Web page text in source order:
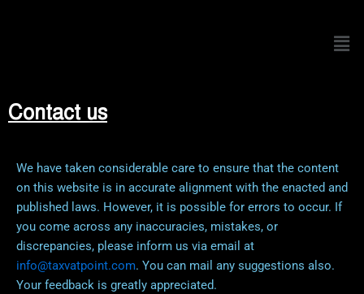
Contact us
We have taken considerable care to ensure that the content
on this website is in accurate alignment with the enacted and
published laws. However, it is possible for errors to occur. If
you come across any inaccuracies, mistakes, or
discrepancies, please inform us via email at
info@taxvatpoint.com. You can mail any suggestions also.
Your feedback is greatly appreciated.